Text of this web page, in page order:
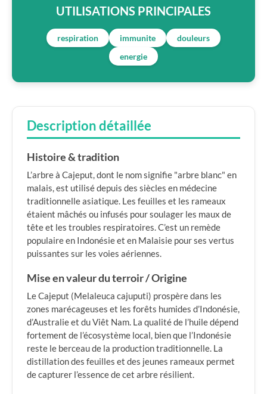
UTILISATIONS PRINCIPALES
respiration immunite
douleurs
energie
Description détaillée
Histoire & tradition
L’arbre à Cajeput, dont le nom signifie "arbre blanc" en
malais, est utilisé depuis des siècles en médecine
traditionnelle asiatique. Les feuilles et les rameaux
étaient mâchés ou infusés pour soulager les maux de
tête et les troubles respiratoires. C’est un remède
populaire en Indonésie et en Malaisie pour ses vertus
puissantes sur les voies aériennes.
Mise en valeur du terroir / Origine
Le Cajeput (Melaleuca cajuputi) prospère dans les
zones marécageuses et les forêts humides d’Indonésie,
d’Australie et du Viêt Nam. La qualité de l’huile dépend
fortement de l’écosystème local, bien que l’Indonésie
reste le berceau de la production traditionnelle. La
distillation des feuilles et des jeunes rameaux permet
de capturer l’essence de cet arbre résilient.